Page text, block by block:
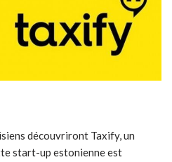
découvriront Taxify, un
start-up estonienne est